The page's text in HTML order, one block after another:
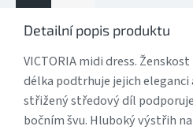
Detailní popis produktu
VICTORIA midi dress.
délka podtrhuje jejich eleganci
střižený středový díl
bočním švu. Hluboký výstřih